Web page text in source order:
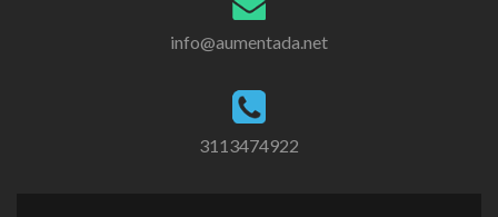
info@aumentada.net
3113474922